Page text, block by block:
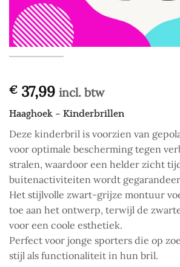
€ 37,99 incl. btw
Haaghoek – Kinderbrillen
Deze kinderbril is voorzien van
voor optimale bescherming tegen
stralen, waardoor een helder zicht
buitenactiviteiten wordt
Het stijlvolle zwart-grijze montuur
toe aan het ontwerp, terwijl de
voor een coole esthetiek.
Perfect voor jonge sporters die op
stijl als functionaliteit in hun bril.